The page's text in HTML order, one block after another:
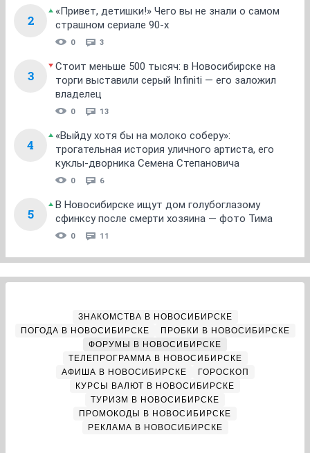
2
«Привет, детишки!» Чего вы не знали о самом
страшном сериале 90-х
0 3
3
Стоит меньше 500 тысяч: в Новосибирске на
торги выставили серый Infiniti — его заложил
владелец
0 13
4
«Выйду хотя бы на молоко соберу»:
трогательная история уличного артиста, его
куклы-дворника Семена Степановича
0 6
5
В Новосибирске ищут дом голубоглазому
сфинксу после смерти хозяина — фото Тима
0 11
ЗНАКОМСТВА В НОВОСИБИРСКЕ
ПОГОДА В НОВОСИБИРСКЕ
ПРОБКИ В НОВОСИБИРСКЕ
ФОРУМЫ В НОВОСИБИРСКЕ
ТЕЛЕПРОГРАММА В НОВОСИБИРСКЕ
АФИША В НОВОСИБИРСКЕ
ГОРОСКОП
КУРСЫ ВАЛЮТ В НОВОСИБИРСКЕ
ТУРИЗМ В НОВОСИБИРСКЕ
ПРОМОКОДЫ В НОВОСИБИРСКЕ
РЕКЛАМА В НОВОСИБИРСКЕ